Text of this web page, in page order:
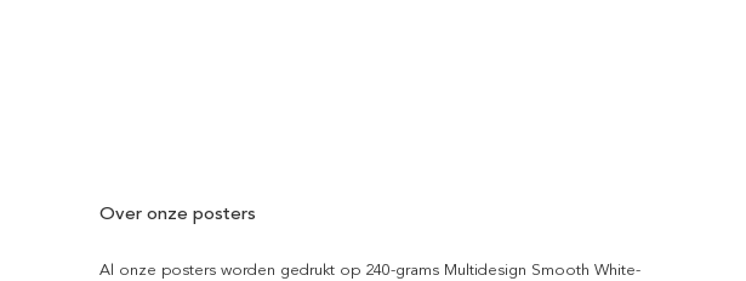
Over onze posters
Al onze posters worden gedrukt op 240-grams Multidesign Smooth White-